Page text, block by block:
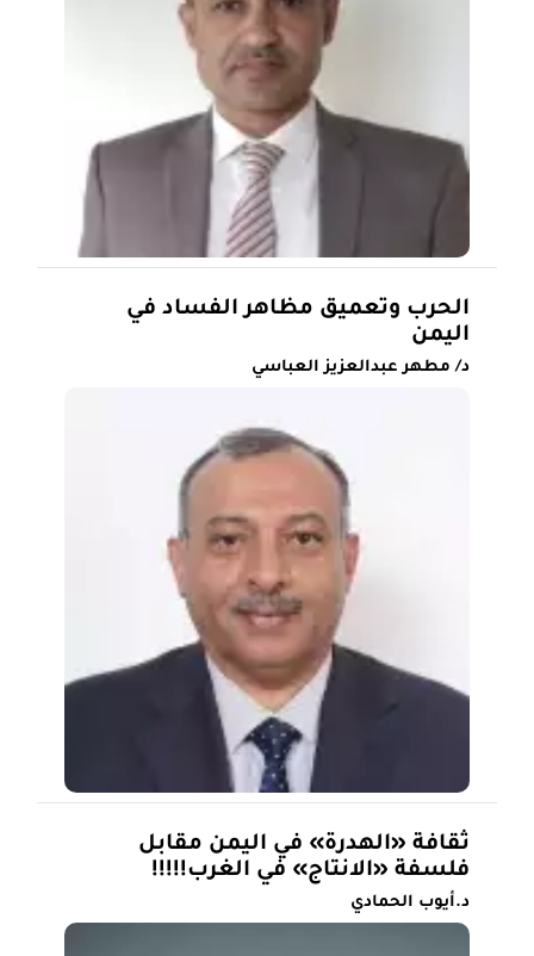
الحرب وتعميق مظاهر الفساد في
اليمن
د/ مطهر عبدالعزيز العباسي
ثقافة «الهدرة» في اليمن مقابل
فلسفة «الانتاج» في الغرب!!!!!
د.أيوب الحمادي